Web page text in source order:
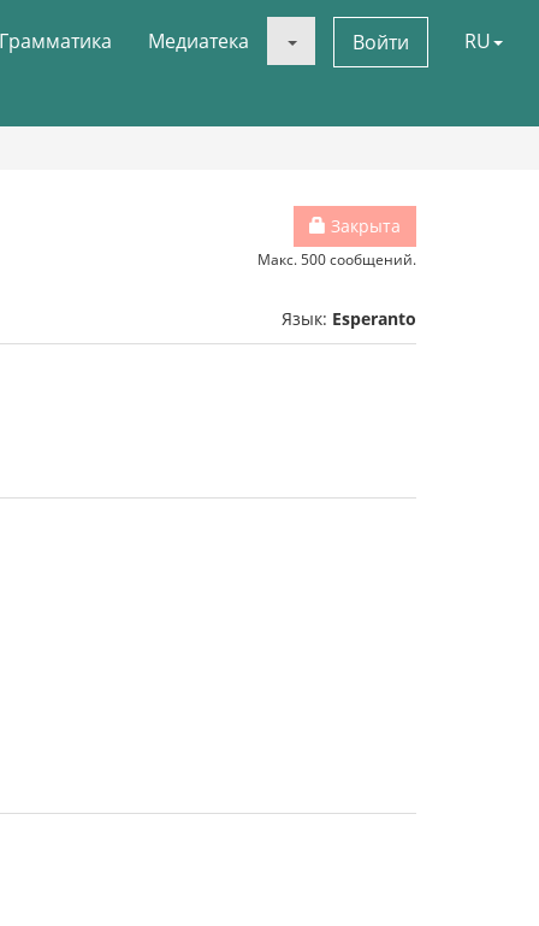
Грамматика Медиатека Войти RU
Закрыта
Макс. 500 сообщений.
Язык: Esperanto